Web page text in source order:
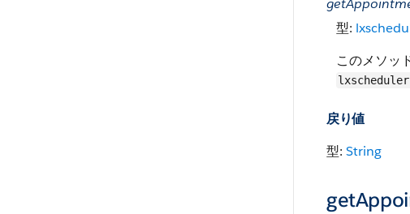
型:
このメソッ
戻り値
型: String